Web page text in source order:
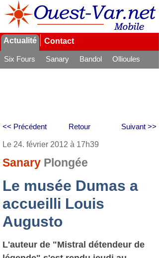
Actualité Contact
Six Fours Sanary Bandol
Ollioules
Retour
<< Précédent Suivant >>
Le 24. février 2012 à 17h39
Sanary Plongée
Le musée Dumas a
accueilli Louis
Augusto
L'auteur de "Mistral détendeur de